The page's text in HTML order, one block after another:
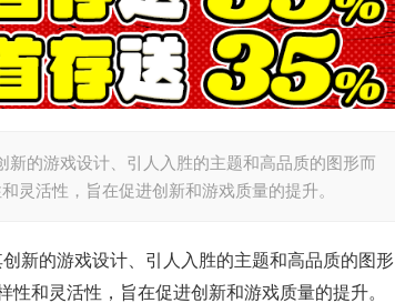
的游戏设计、引人入胜的主题和高品质的图形而
灵活性，旨在促进创新和游戏质量的提升。
新的游戏设计、引人入胜的主题和高品质的图形
和灵活性，旨在促进创新和游戏质量的提升。